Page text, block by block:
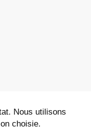
Nous utilisons
choisie.